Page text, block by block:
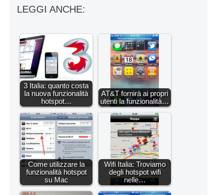
LEGGI ANCHE:
3 Italia: quanto costa
la nuova funzionalità
hotspot…
AT&T fornirà ai propri
utenti la funzionalità…
Come utilizzare la
funzionalità hotspot
su Mac
Wifi Italia: Troviamo
degli hotspot wifi
nelle…